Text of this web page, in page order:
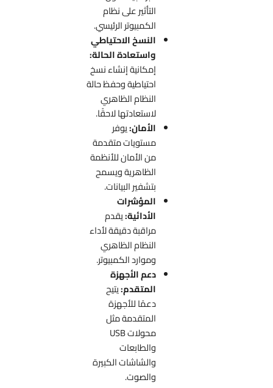
التأثير على نظام
الكمبيوتر الرئيسي.
النسخ الاحتياطي
واستعادة الحالة:
إمكانية إنشاء نسخ
احتياطية وحفظ حالة
النظام الظاهري
لاستعادتها لاحقًا.
الأمان:يوفر
مستويات متقدمة
من الأمان للأنظمة
الظاهرية ويسمح
بتشفير البيانات.
المؤشرات
الأدائية:يقدم
مراقبة دقيقة لأداء
النظام الظاهري
وموارد الكمبيوتر.
دعم الأجهزة
المتقدم:يتيح
دعمًا للأجهزة
المتقدمة مثل
محولات USB
والطابعات
والشاشات الكبيرة
والصوت.